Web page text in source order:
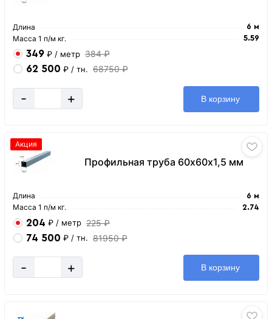
Длина 6 м
Масса 1 п/м кг. 5.59
349 ₽ / метр 384 ₽
62 500 ₽ / тн. 68750 ₽
- + В корзину
Профильная труба 60х60х1,5 мм
Акция
Длина 6 м
Масса 1 п/м кг. 2.74
204 ₽ / метр 225 ₽
74 500 ₽ / тн. 81950 ₽
- + В корзину